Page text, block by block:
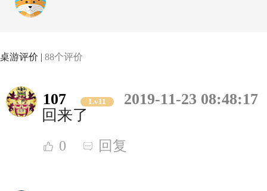
桌游评价 | 88个评价
107 Lv11
2019-11-23 08:48:17
回来了
0 回复